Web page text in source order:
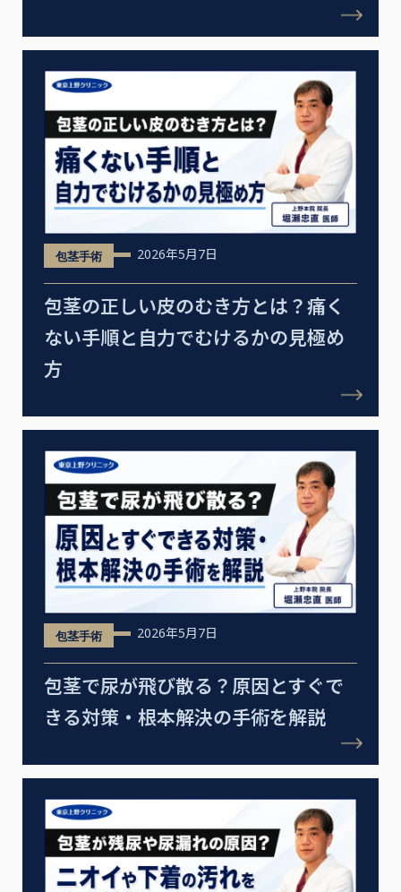
包茎手術 2026年5月7日
包茎の正しい皮のむき方とは？痛く
ない手順と自力でむけるかの見極め
方
包茎手術 2026年5月7日
包茎で尿が飛び散る？原因とすぐで
きる対策・根本解決の手術を解説